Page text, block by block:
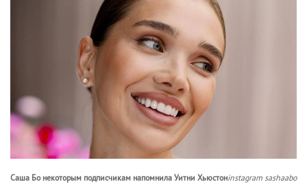
Саша Бо некоторым подписчикам напомнила Уитни Хьюстонinstagram sashaabo